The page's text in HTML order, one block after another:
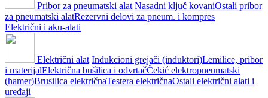
Pribor za pneumatski alat Nasadni ključ kovaniOstali pribor
za pneumatski alatRezervni delovi za pneum. i kompres
Električni i aku-alati
Električni alat Indukcioni grejači (induktori)Lemilice, pribor
i materijalElektrična bušilica i odvrtačČekić elektropneumatski
(hamer)Brusilica električnaTestera električnaOstali električni alati i
uređaji